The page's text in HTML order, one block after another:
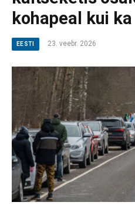
kohapeal kui
EESTI 23. veebr. 2026